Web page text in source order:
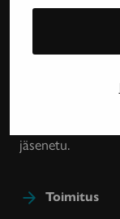
Neurologinen
ja
sairastavien
jäsenetu.
Toimitus